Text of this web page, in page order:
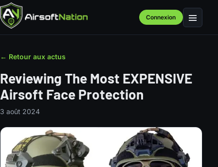
Connexion Menu
← Retour aux actus
Reviewing The Most EXPENSIVE
Airsoft Face Protection
3 août 2024